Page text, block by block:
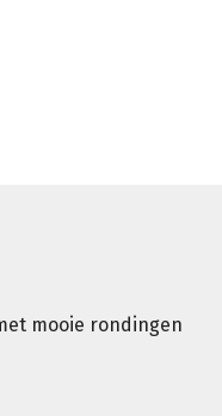
mooie rondingen